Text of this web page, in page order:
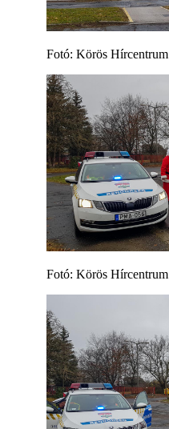
Fotó: Körös Hírcentrum
Fotó: Körös Hírcentrum